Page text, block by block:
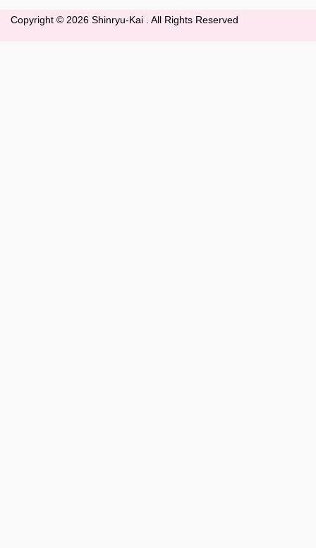
Copyright © 2026 Shinryu-Kai . All Rights Reserved